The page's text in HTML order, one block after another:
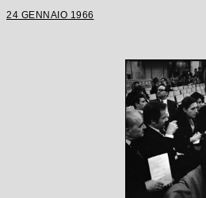
24 GENNAIO 1966